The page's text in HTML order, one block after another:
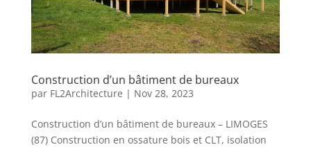
Construction d’un bâtiment de bureaux
par FL2Architecture | Nov 28, 2023
Construction d’un bâtiment de bureaux – LIMOGES
(87) Construction en ossature bois et CLT, isolation